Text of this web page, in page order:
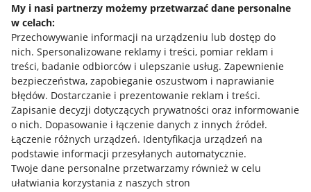
My i nasi partnerzy możemy przetwarzać dane personalne
w celach:
Przechowywanie informacji na urządzeniu lub dostęp do
nich. Spersonalizowane reklamy i treści, pomiar reklam i
treści, badanie odbiorców i ulepszanie usług. Zapewnienie
bezpieczeństwa, zapobieganie oszustwom i naprawianie
błędów. Dostarczanie i prezentowanie reklam i treści.
Zapisanie decyzji dotyczących prywatności oraz informowanie
o nich. Dopasowanie i łączenie danych z innych źródeł.
Łączenie różnych urządzeń. Identyfikacja urządzeń na
podstawie informacji przesyłanych automatycznie.
Twoje dane personalne przetwarzamy również w celu
ułatwiania korzystania z naszych stron
Allegro Gadane dla kupujących
Mapa miejscowości
Informacje prawne
Regulamin
Polityka plików "cookies"
Ustawienia plików "cookies"
Udostępnianie lokalizacji